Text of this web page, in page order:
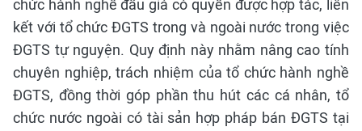
chức hành nghề đấu giá có quyền được hợp tác, liên
kết với tổ chức ĐGTS trong và ngoài nước trong việc
ĐGTS tự nguyện. Quy định này nhằm nâng cao tính
chuyên nghiệp, trách nhiệm của tổ chức hành nghề
ĐGTS, đồng thời góp phần thu hút các cá nhân, tổ
chức nước ngoài có tài sản hợp pháp bán ĐGTS tại